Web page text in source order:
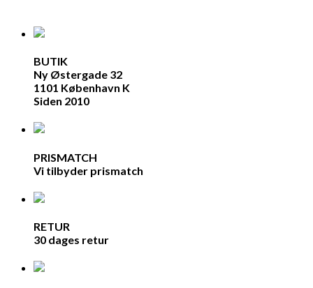
BUTIK
Ny Østergade 32
1101 København K
Siden 2010
PRISMATCH
Vi tilbyder prismatch
RETUR
30 dages retur